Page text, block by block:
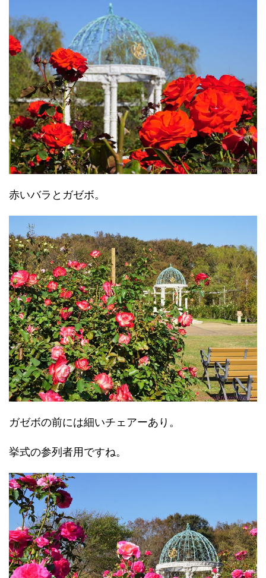
赤いバラとガゼボ。
ガゼボの前には細いチェアーあり。
挙式の参列者用ですね。